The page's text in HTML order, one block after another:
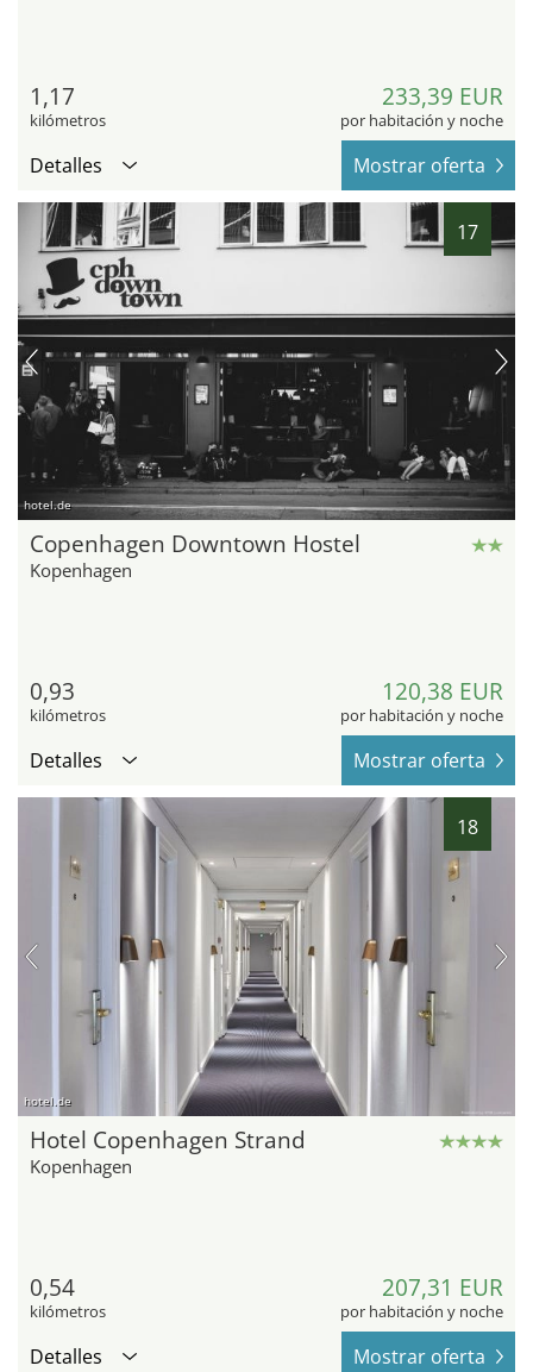
1,17
kilómetros
233,39 EUR
por habitación y noche
Detalles Mostrar oferta
17
hotel.de
Copenhagen Downtown Hostel
Kopenhagen
0,93
kilómetros
120,38 EUR
por habitación y noche
Detalles Mostrar oferta
18
hotel.de
Hotel Copenhagen Strand
Kopenhagen
0,54
kilómetros
207,31 EUR
por habitación y noche
Detalles Mostrar oferta